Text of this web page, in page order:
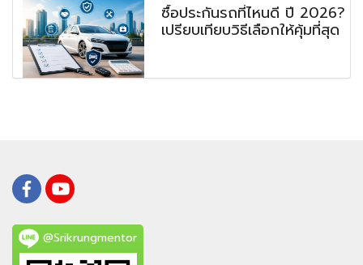
ซื้อประกันรถที่ไหนดี ปี 2026?
เปรียบเทียบวิธีเลือกให้คุ้มที่สุด
@Srikrungmentor